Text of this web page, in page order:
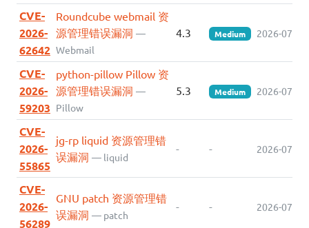
CVE-
2026-
62642
Roundcube webmail 资
源管理错误漏洞 —
Webmail
4.3 Medium 2026-07-14
CVE-
2026-
59203
python-pillow Pillow 资
源管理错误漏洞 —
Pillow
5.3 Medium 2026-07-14
CVE-
2026-
55865
jg-rp liquid 资源管理错
误漏洞 — liquid
- - 2026-07-09
CVE-
2026-
56289
GNU patch 资源管理错
误漏洞 — patch
- - 2026-07-09